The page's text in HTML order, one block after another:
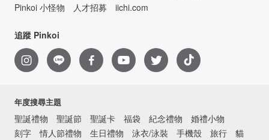
Pinkoi 小怪物
人才招募 iichi.com
追蹤 Pinkoi
年度搜尋主題
聖誕禮物 聖誕節 聖誕卡 福袋 紀念禮物
婚禮小物
刻字
情人節禮物 生日禮物 泳衣/泳裝 手機殼 旅行 貓